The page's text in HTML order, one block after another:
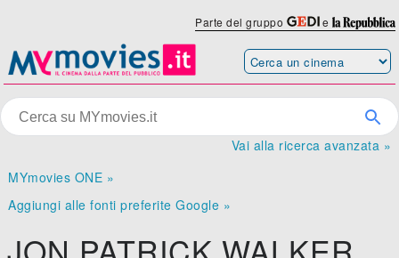
Parte del gruppo e
Vai alla ricerca avanzata »
MYmovies ONE »
Aggiungi alle fonti preferite Google »